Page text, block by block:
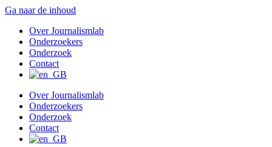
Ga naar de inhoud
Over Journalismlab
Onderzoekers
Onderzoek
Contact
Over Journalismlab
Onderzoekers
Onderzoek
Contact